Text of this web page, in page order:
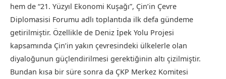
hem de “21. Yüzyıl Ekonomi Kuşağı”, Çin’in Çevre
Diplomasisi Forumu adlı toplantıda ilk defa gündeme
getirilmiştir. Özellikle de Deniz İpek Yolu Projesi
kapsamında Çin’in yakın çevresindeki ülkelerle olan
diyaloğunun güçlendirilmesi gerektiğinin altı çizilmiştir.
Bundan kısa bir süre sonra da ÇKP Merkez Komitesi